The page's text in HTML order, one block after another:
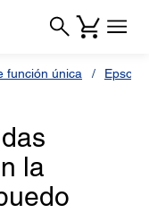
función única Epson
la